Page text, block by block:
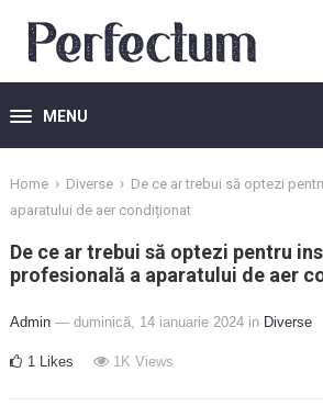
MENU
Home › Diverse › De ce ar trebui să optezi
aparatului de aer condiționat
De ce ar trebui să optezi pentru
profesională a aparatului de aer
Admin — duminică, 14 ianuarie 2024 in Diverse
1 Likes 1K Views